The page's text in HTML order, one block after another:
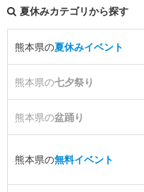
夏休みカテゴリから探す
熊本県の夏休みイベント
熊本県の七夕祭り
熊本県の盆踊り
熊本県の無料イベント